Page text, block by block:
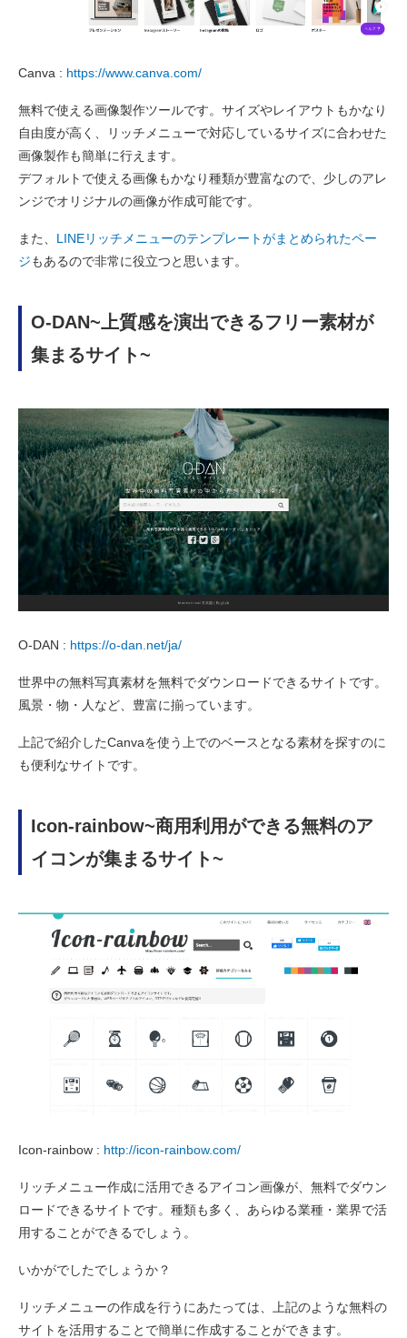
Canva : https://www.canva.com/
無料で使える画像製作ツールです。サイズやレイアウトもかなり
自由度が高く、リッチメニューで対応しているサイズに合わせた
画像製作も簡単に行えます。
デフォルトで使える画像もかなり種類が豊富なので、少しのアレ
ンジでオリジナルの画像が作成可能です。
また、 LINEリッチメニューのテンプレートがまとめられたペー
ジもあるので非常に役立つと思います。
O-DAN~上質感を演出できるフリー素材が
集まるサイト~
O-DAN : https://o-dan.net/ja/
世界中の無料写真素材を無料でダウンロードできるサイトです。
風景・物・人など、豊富に揃っています。
上記で紹介したCanvaを使う上でのベースとなる素材を探すのに
も便利なサイトです。
Icon-rainbow~商用利用ができる無料のア
イコンが集まるサイト~
Icon-rainbow : http://icon-rainbow.com/
リッチメニュー作成に活用できるアイコン画像が、無料でダウン
ロードできるサイトです。種類も多く、あらゆる業種・業界で活
用することができるでしょう。
いかがでしたでしょうか？
リッチメニューの作成を行うにあたっては、上記のような無料の
サイトを活用することで簡単に作成することができます。